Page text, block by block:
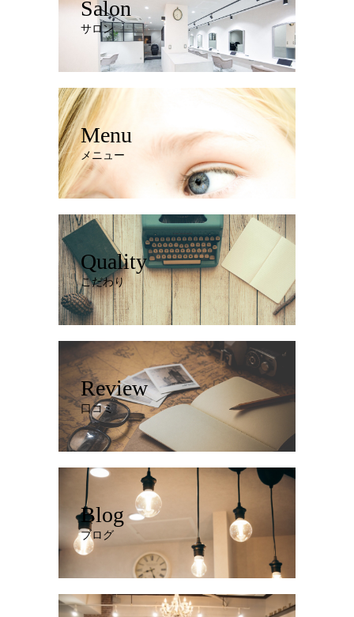
Salon
サロン
Menu
メニュー
Quality
こだわり
Review
口コミ
Blog
ブログ